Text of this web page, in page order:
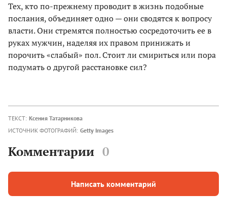
Тех, кто по-прежнему проводит в жизнь подобные
послания, объединяет одно — они сводятся к вопросу
власти. Они стремятся полностью сосредоточить ее в
руках мужчин, наделяя их правом принижать и
порочить «слабый» пол. Стоит ли смириться или пора
подумать о другой расстановке сил?
ТЕКСТ: Ксения Татарникова
ИСТОЧНИК ФОТОГРАФИЙ: Getty Images
Комментарии 0
Написать комментарий